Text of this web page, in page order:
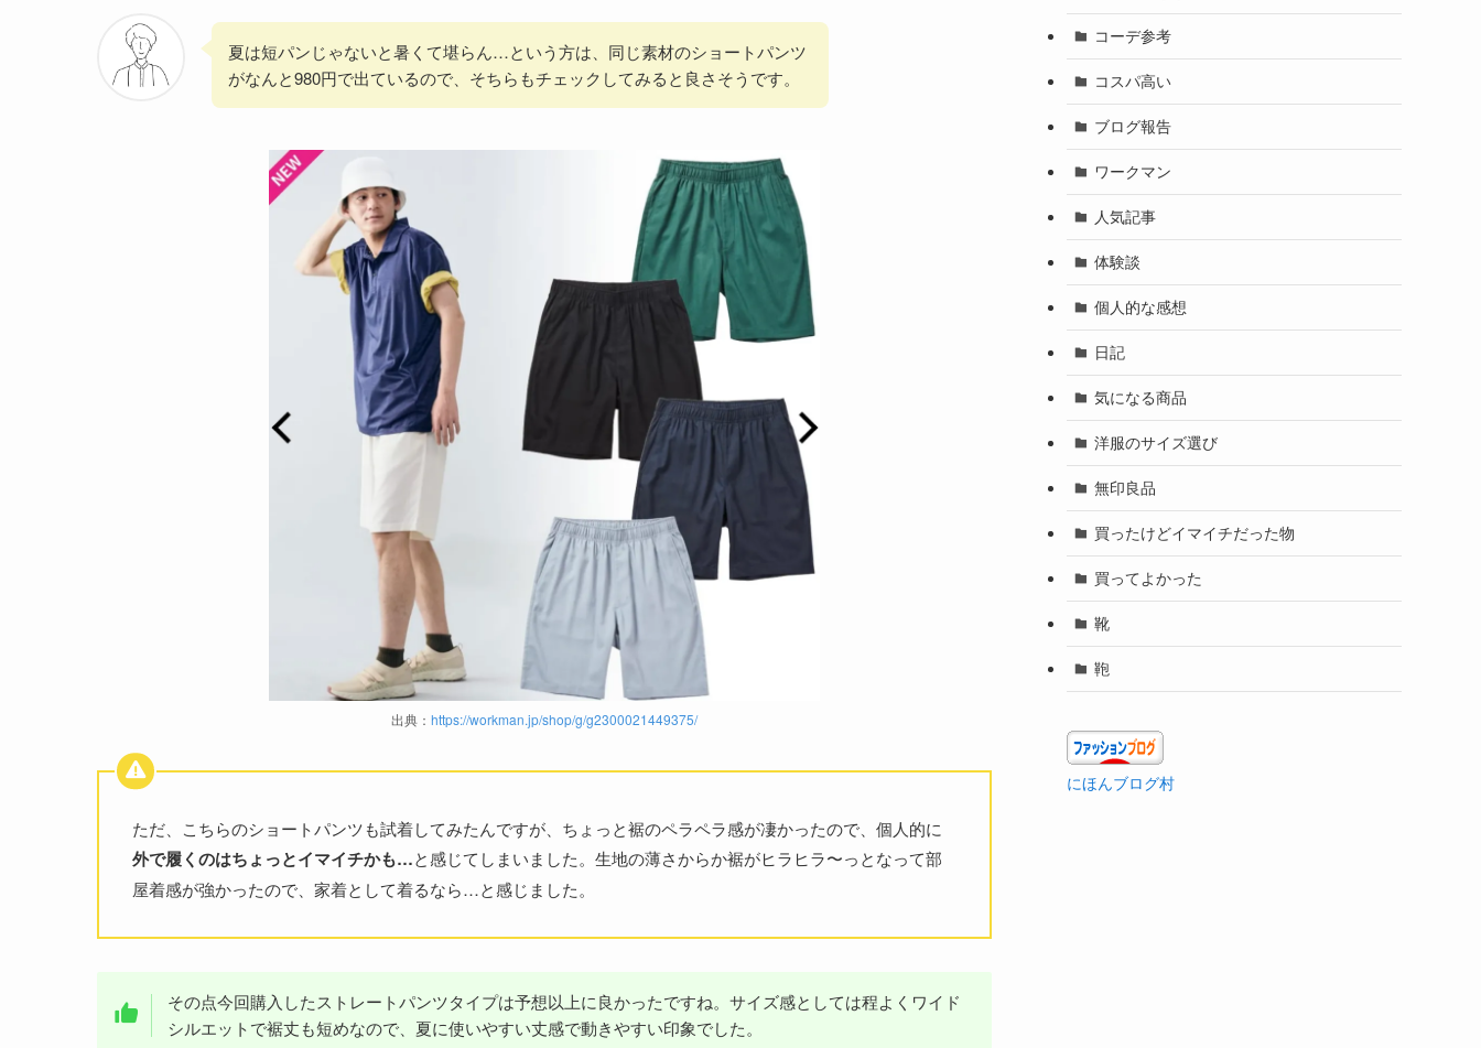
夏は短パンじゃないと暑くて堪らん…という方は、同じ素材のショートパンツ
がなんと980円で出ているので、そちらもチェックしてみると良さそうです。
出典： https://workman.jp/shop/g/g2300021449375/
ただ、こちらのショートパンツも試着してみたんですが、ちょっと裾のペラペラ感が凄かったので、個人的に
外で履くのはちょっとイマイチかも…と感じてしまいました。生地の薄さからか裾がヒラヒラ〜っとなって部
屋着感が強かったので、家着として着るなら…と感じました。
その点今回購入したストレートパンツタイプは予想以上に良かったですね。サイズ感としては程よくワイド
シルエットで裾丈も短めなので、夏に使いやすい丈感で動きやすい印象でした。
コーデ参考
コスパ高い
ブログ報告
ワークマン
人気記事
体験談
個人的な感想
日記
気になる商品
洋服のサイズ選び
無印良品
買ったけどイマイチだった物
買ってよかった
靴
鞄
にほんブログ村